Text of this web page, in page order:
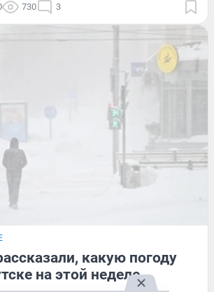
730 3
какую погоду
на этой неделе